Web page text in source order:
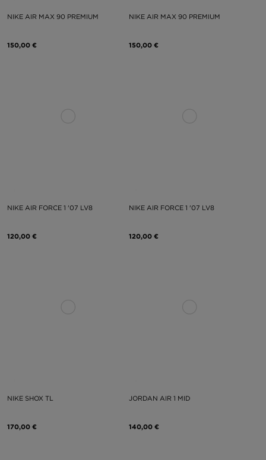
NIKE AIR MAX 90 PREMIUM
150,00 €
NIKE AIR MAX 90 PREMIUM
150,00 €
NIKE AIR FORCE 1 '07 LV8
120,00 €
NIKE AIR FORCE 1 '07 LV8
120,00 €
NIKE SHOX TL
170,00 €
JORDAN AIR 1 MID
140,00 €